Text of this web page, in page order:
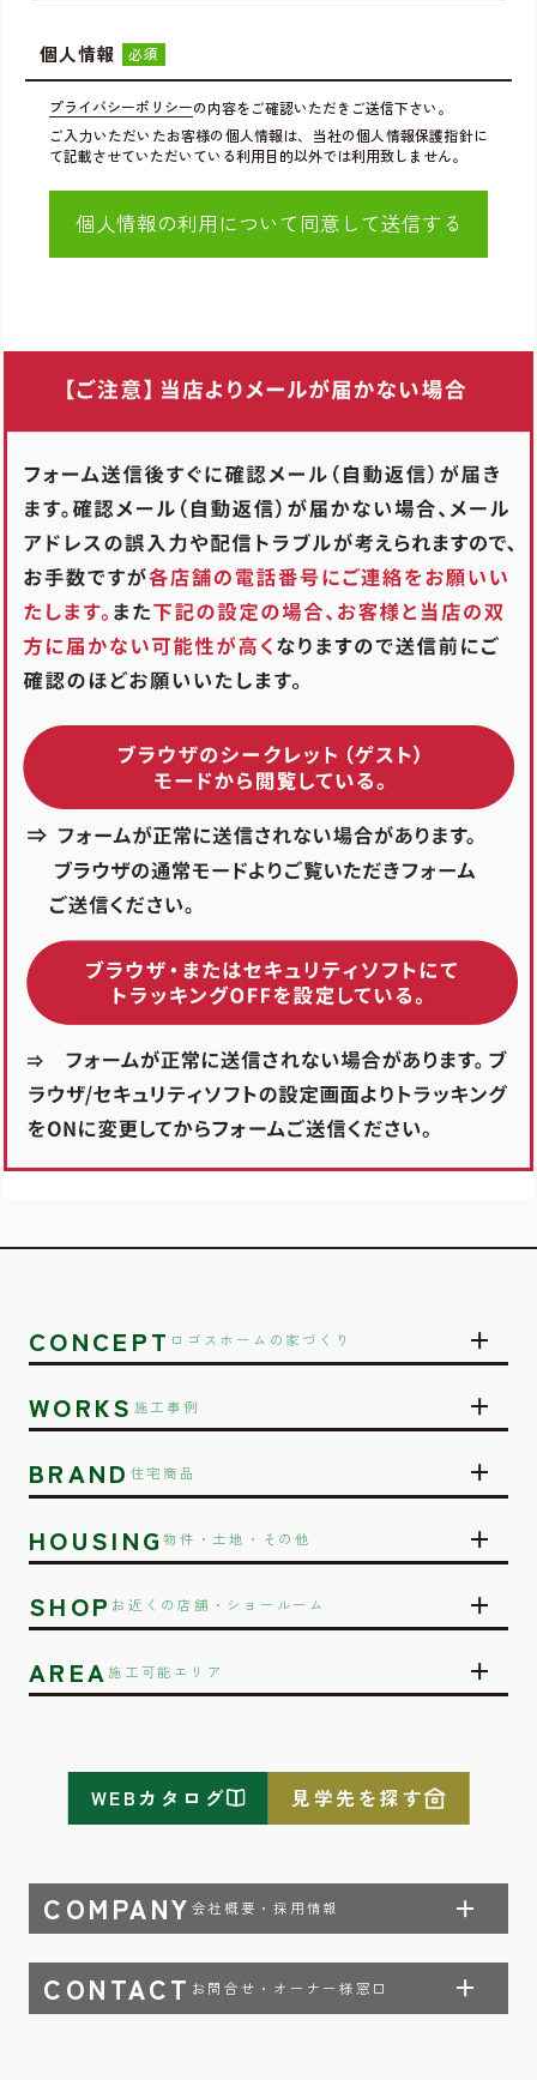
個人情報 必須
プライバシーポリシーの内容をご確認いただきご送信下さい。
ご入力いただいたお客様の個人情報は、当社の個人情報保護指針に
て記載させていただいている利用目的以外では利用致しません。
CONCEPT ロゴスホームの家づくり
WORKS 施工事例
BRAND 住宅商品
HOUSING物件・土地・その他
SHOP お近くの店舗・ショールーム
AREA施工可能エリア
COMPANY 会社概要・採用情報
CONTACT お問合せ・オーナー様窓口
WEBカタログ 見学先を探す